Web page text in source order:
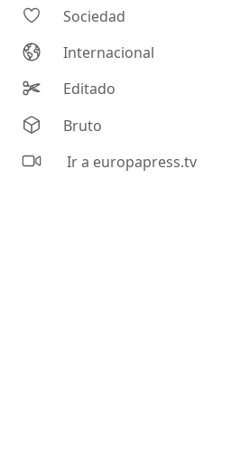
Sociedad
Internacional
Editado
Bruto
Ir a europapress.tv